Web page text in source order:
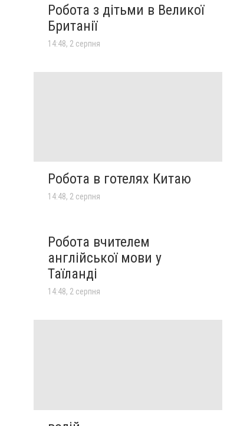
Робота з дітьми в Великої
Британії
14:48, 2 серпня
Робота в готелях Китаю
14:48, 2 серпня
Робота вчителем
англійської мови у
Таїланді
14:48, 2 серпня